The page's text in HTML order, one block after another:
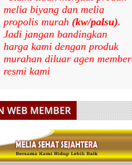
melia biyang dan melia
propolis murah (kw/palsu).
Jadi jangan bandingkan
harga kami dengan produk
murahan diluar agen member
resmi kami
WEB MEMBER